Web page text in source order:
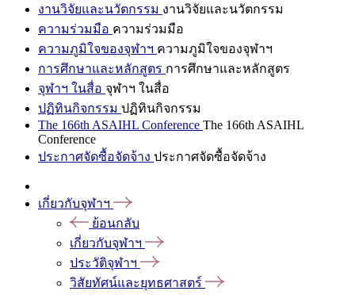
งานวิจัยและนวัตกรรม งานวิจัยและนวัตกรรม
ความร่วมมือ ความร่วมมือ
ความภูมิใจของจุฬาฯ ความภูมิใจของจุฬาฯ
การศึกษาและหลักสูตร การศึกษาและหลักสูตร
จุฬาฯ ในสื่อ จุฬาฯ ในสื่อ
ปฏิทินกิจกรรม ปฏิทินกิจกรรม
The 166th ASAIHL Conference The 166th ASAIHL
Conference
ประกาศจัดซื้อจัดจ้าง ประกาศจัดซื้อจัดจ้าง
เกี่ยวกับจุฬาฯ
ย้อนกลับ
เกี่ยวกับจุฬาฯ
ประวัติจุฬาฯ
วิสัยทัศน์และยุทธศาสตร์